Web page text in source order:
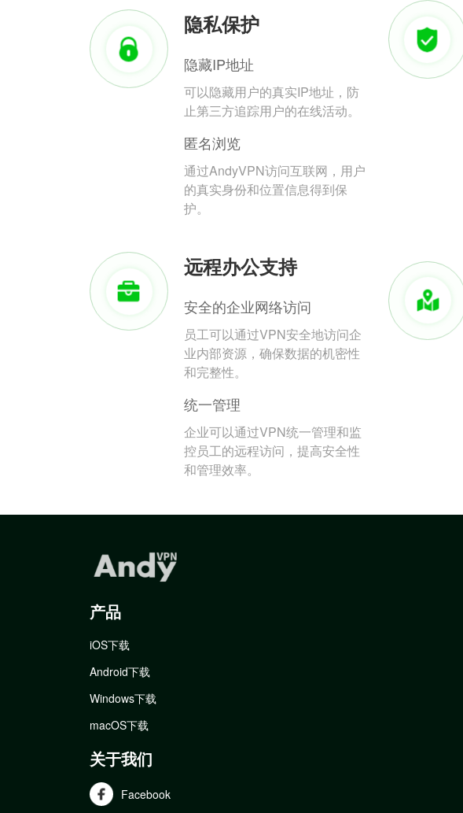
隐私保护
隐藏IP地址
可以隐藏用户的真实IP地址，防
止第三方追踪用户的在线活动。
匿名浏览
通过AndyVPN访问互联网，用户
的真实身份和位置信息得到保
护。
远程办公支持
安全的企业网络访问
员工可以通过VPN安全地访问企
业内部资源，确保数据的机密性
和完整性。
统一管理
企业可以通过VPN统一管理和监
控员工的远程访问，提高安全性
和管理效率。
产品
iOS下载
Android下载
Windows下载
macOS下载
关于我们
Facebook